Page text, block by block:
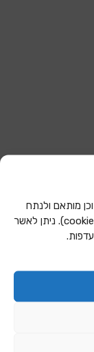
מותאם ולנתח
את השימוש באתר, אנו משתמשים בקבצי עוגיות (cookies). ניתן לאשר